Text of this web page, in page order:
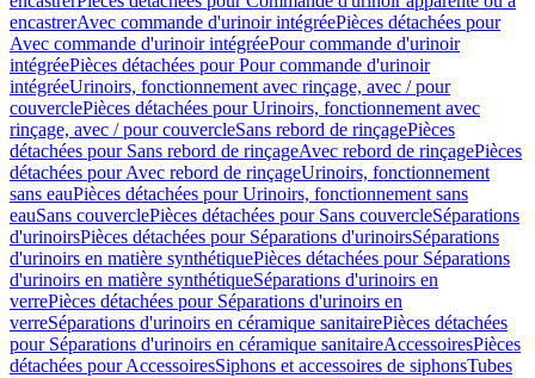
encastrerAvec commande d'urinoir intégréePièces détachées pour
Avec commande d'urinoir intégréePour commande d'urinoir
intégréePièces détachées pour Pour commande d'urinoir
intégréeUrinoirs, fonctionnement avec rinçage, avec / pour
couverclePièces détachées pour Urinoirs, fonctionnement avec
rinçage, avec / pour couvercleSans rebord de rinçagePièces
détachées pour Sans rebord de rinçageAvec rebord de rinçagePièces
détachées pour Avec rebord de rinçageUrinoirs, fonctionnement
sans eauPièces détachées pour Urinoirs, fonctionnement sans
eauSans couverclePièces détachées pour Sans couvercleSéparations
d'urinoirsPièces détachées pour Séparations d'urinoirsSéparations
d'urinoirs en matière synthétiquePièces détachées pour Séparations
d'urinoirs en matière synthétiqueSéparations d'urinoirs en
verrePièces détachées pour Séparations d'urinoirs en
verreSéparations d'urinoirs en céramique sanitairePièces détachées
pour Séparations d'urinoirs en céramique sanitaireAccessoiresPièces
détachées pour AccessoiresSiphons et accessoires de siphonsTubes